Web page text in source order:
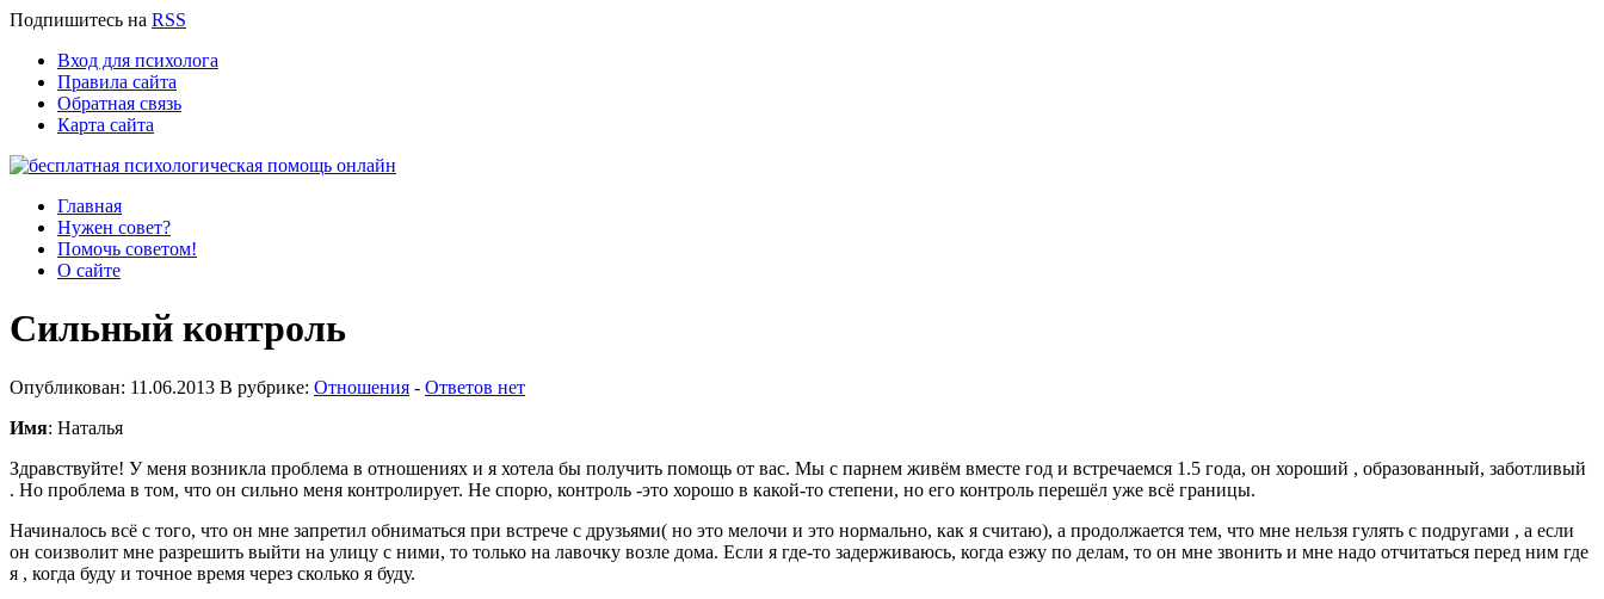
Подпишитесь на RSS
Вход для психолога
Правила сайта
Обратная связь
Карта сайта
Главная
Нужен совет?
Помочь советом!
О сайте
Сильный контроль
Опубликован: 11.06.2013 В рубрике: Отношения - Ответов нет
Имя: Наталья
Здравствуйте! У меня возникла проблема в отношениях и я хотела бы получить помощь от вас. Мы с парнем живём вместе год и встречаемся 1.5 года, он хороший , образованный, заботливый
. Но проблема в том, что он сильно меня контролирует. Не спорю, контроль -это хорошо в какой-то степени, но его контроль перешёл уже всё границы.
Начиналось всё с того, что он мне запретил обниматься при встрече с друзьями( но это мелочи и это нормально, как я считаю), а продолжается тем, что мне нельзя гулять с подругами , а если
он соизволит мне разрешить выйти на улицу с ними, то только на лавочку возле дома. Если я где-то задерживаюсь, когда езжу по делам, то он мне звонить и мне надо отчитаться перед ним где
я , когда буду и точное время через сколько я буду.